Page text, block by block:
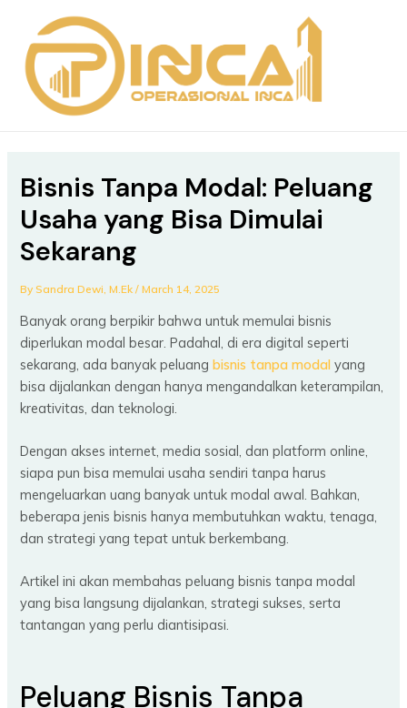
content
Bisnis Tanpa Modal: Peluang
Usaha yang Bisa Dimulai
Sekarang
BySandra Dewi, M.Ek/March 14, 2025
Banyak orang berpikir bahwa untuk memulai bisnis
diperlukan modal besar. Padahal, di era digital seperti
sekarang, ada banyak peluangbisnis tanpa modal yang
bisa dijalankan dengan hanya mengandalkan keterampilan,
kreativitas, dan teknologi.
Dengan akses internet, media sosial, dan platform online,
siapa pun bisa memulai usaha sendiri tanpa harus
mengeluarkan uang banyak untuk modal awal. Bahkan,
beberapa jenis bisnis hanya membutuhkan waktu, tenaga,
dan strategi yang tepat untuk berkembang.
Artikel ini akan membahas peluang bisnis tanpa modal
yang bisa langsung dijalankan, strategi sukses, serta
tantangan yang perlu diantisipasi.
Peluang Bisnis Tanpa
navigation